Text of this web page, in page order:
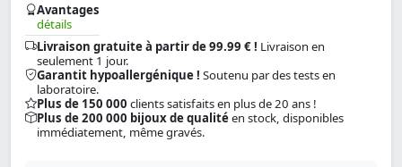
Avantages
détails
Livraison gratuite à partir de 99.99 € ! Livraison en
seulement 1 jour.
Garantit hypoallergénique ! Soutenu par des tests en
laboratoire.
Plus de 150 000 clients satisfaits en plus de 20 ans !
Plus de 200 000 bijoux de qualitéen stock, disponibles
immédiatement, même gravés.